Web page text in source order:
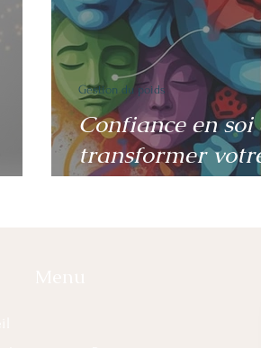
Confiance en
transformer
corps
Gestion du poids